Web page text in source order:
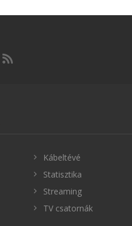
Kábeltévé
Statisztika
Streaming
TV csatornák